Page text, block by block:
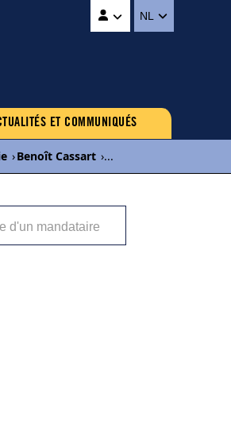
NL
ET COMMUNIQUÉS
›Benoît Cassart ›...